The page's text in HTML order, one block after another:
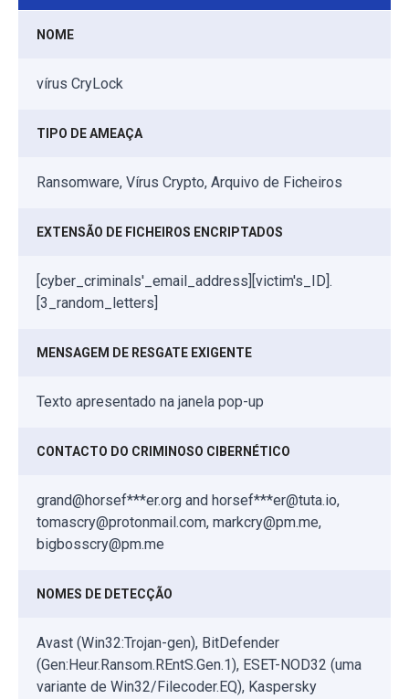
NOME
vírus CryLock
TIPO DE AMEAÇA
Ransomware, Vírus Crypto, Arquivo de Ficheiros
EXTENSÃO DE FICHEIROS ENCRIPTADOS
[cyber_criminals'_email_address][victim's_ID].
[3_random_letters]
MENSAGEM DE RESGATE EXIGENTE
Texto apresentado na janela pop-up
CONTACTO DO CRIMINOSO CIBERNÉTICO
grand@horsef***er.org and horsef***er@tuta.io,
tomascry@protonmail.com, markcry@pm.me,
bigbosscry@pm.me
NOMES DE DETECÇÃO
Avast (Win32:Trojan-gen), BitDefender
(Gen:Heur.Ransom.REntS.Gen.1), ESET-NOD32 (uma
variante de Win32/Filecoder.EQ), Kaspersky